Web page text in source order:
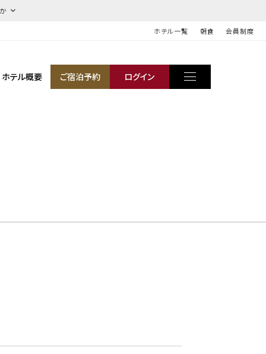
ホテル一覧 朝食 会員制度
ホテル概要 ご宿泊予約 ログイン